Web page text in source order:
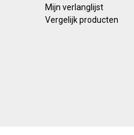
Mijn verlanglijst
Vergelijk producten